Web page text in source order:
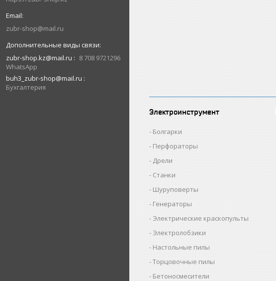
zubr-shop@mail.ru
zubr-shop.kz@mail.ru
8 708 9721296
WhatsApp
buh3_zubr-shop@mail.ru
Бухгалтерия
Электроинструмент
Болгарки
Перфораторы
Дрели
Станки
Шуруповерты
Генераторы
Электрические краскопульты
Электролобзики
Настольные пилы
Торцовочные пилы
Бетоносмесители